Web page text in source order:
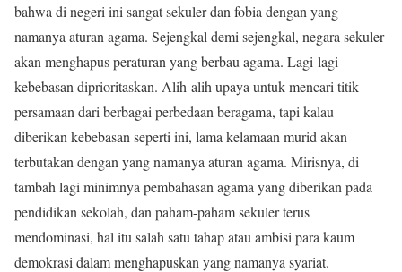
bahwa di negeri ini sangat sekuler dan fobia dengan yang
namanya aturan agama. Sejengkal demi sejengkal, negara sekuler
akan menghapus peraturan yang berbau agama. Lagi-lagi
kebebasan diprioritaskan. Alih-alih upaya untuk mencari titik
persamaan dari berbagai perbedaan beragama, tapi kalau
diberikan kebebasan seperti ini, lama kelamaan murid akan
terbutakan dengan yang namanya aturan agama. Mirisnya, di
tambah lagi minimnya pembahasan agama yang diberikan pada
pendidikan sekolah, dan paham-paham sekuler terus
mendominasi, hal itu salah satu tahap atau ambisi para kaum
demokrasi dalam menghapuskan yang namanya syariat.